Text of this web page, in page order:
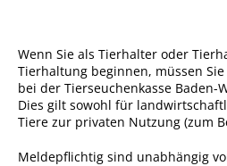
Mensa
Wenn Sie als Tierhalter oder
Tierhaltung beginnen, müssen
bei der Tierseuchenkasse Baden-
Dies gilt sowohl für
Tiere zur privaten Nutzung (zum
Meldepflichtig sind unabhängig